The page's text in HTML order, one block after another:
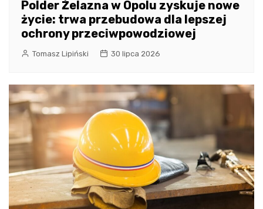
Polder Żelazna w Opolu zyskuje nowe
życie: trwa przebudowa dla lepszej
ochrony przeciwpowodziowej
Tomasz Lipiński 30 lipca 2026